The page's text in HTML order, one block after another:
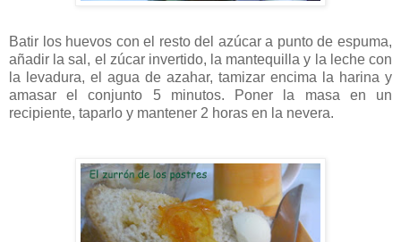
Batir los huevos con el resto del azúcar a punto de espuma,
añadir la sal, el zúcar invertido, la mantequilla y la leche con
la levadura, el agua de azahar, tamizar encima la harina y
amasar el conjunto 5 minutos. Poner la masa en un
recipiente, taparlo y mantener 2 horas en la nevera.